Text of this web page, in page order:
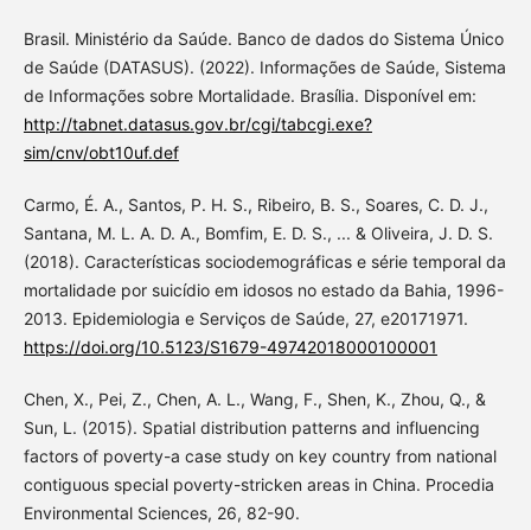
Brasil. Ministério da Saúde. Banco de dados do Sistema Único
de Saúde (DATASUS). (2022). Informações de Saúde, Sistema
de Informações sobre Mortalidade. Brasília. Disponível em:
http://tabnet.datasus.gov.br/cgi/tabcgi.exe?
sim/cnv/obt10uf.def
Carmo, É. A., Santos, P. H. S., Ribeiro, B. S., Soares, C. D. J.,
Santana, M. L. A. D. A., Bomfim, E. D. S., ... & Oliveira, J. D. S.
(2018). Características sociodemográficas e série temporal da
mortalidade por suicídio em idosos no estado da Bahia, 1996-
2013. Epidemiologia e Serviços de Saúde, 27, e20171971.
https://doi.org/10.5123/S1679-49742018000100001
Chen, X., Pei, Z., Chen, A. L., Wang, F., Shen, K., Zhou, Q., &
Sun, L. (2015). Spatial distribution patterns and influencing
factors of poverty-a case study on key country from national
contiguous special poverty-stricken areas in China. Procedia
Environmental Sciences, 26, 82-90.